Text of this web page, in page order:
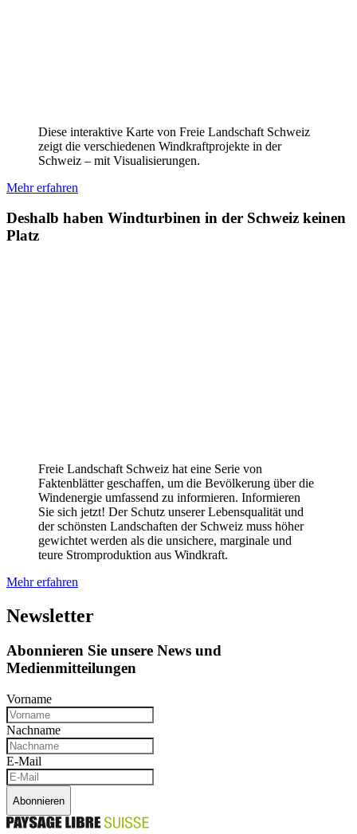
Diese interaktive Karte von Freie Landschaft Schweiz
zeigt die verschiedenen Windkraftprojekte in der
Schweiz – mit Visualisierungen.
Mehr erfahren
Deshalb haben Windturbinen in der Schweiz keinen
Platz
Freie Landschaft Schweiz hat eine Serie von
Faktenblätter geschaffen, um die Bevölkerung über die
Windenergie umfassend zu informieren. Informieren
Sie sich jetzt! Der Schutz unserer Lebensqualität und
der schönsten Landschaften der Schweiz muss höher
gewichtet werden als die unsichere, marginale und
teure Stromproduktion aus Windkraft.
Mehr erfahren
Newsletter
Abonnieren Sie unsere News und
Medienmitteilungen
Vorname
Nachname
E-Mail
Abonnieren